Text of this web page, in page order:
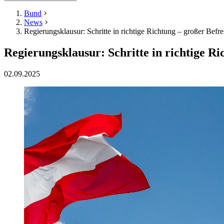
Bund
News
Regierungsklausur: Schritte in richtige Richtung – großer
Regierungsklausur: Schritte in richtige
02.09.2025